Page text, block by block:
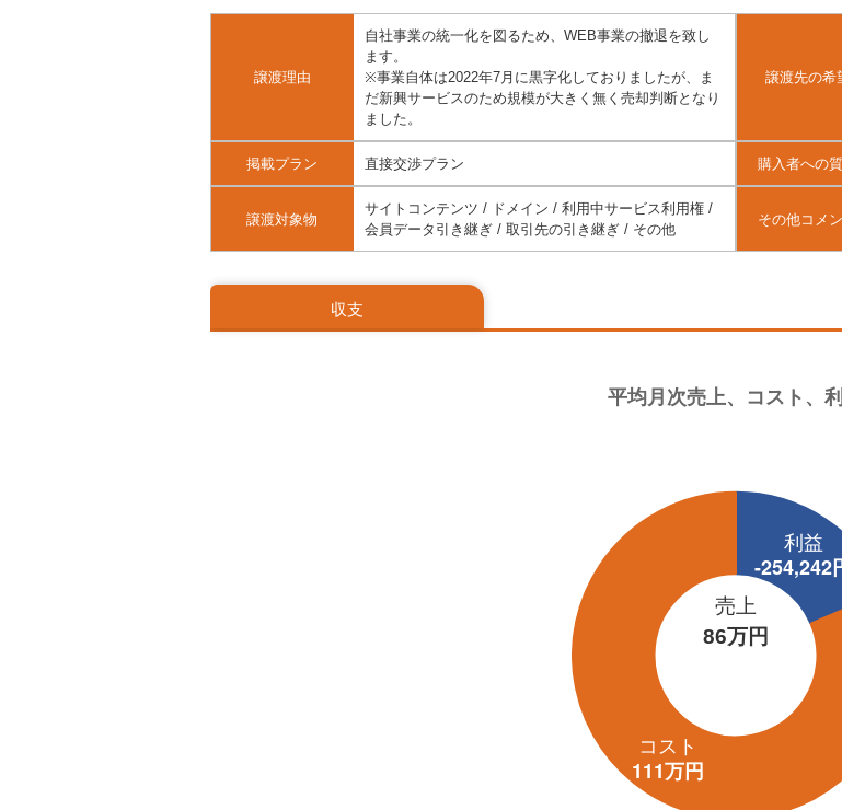
譲渡理由
自社事業の統一化を図るため、WEB事業の撤退を致し
ます。
※事業自体は2022年7月に黒字化しておりましたが、ま
だ新興サービスのため規模が大きく無く売却判断となり
ました。
譲渡先の希
掲載プラン 直接交渉プラン 購入者への
譲渡対象物
サイトコンテンツ / ドメイン / 利用中サービス利用権 /
会員データ引き継ぎ / 取引先の引き継ぎ / その他
その他コメ
収支
売上
86万円